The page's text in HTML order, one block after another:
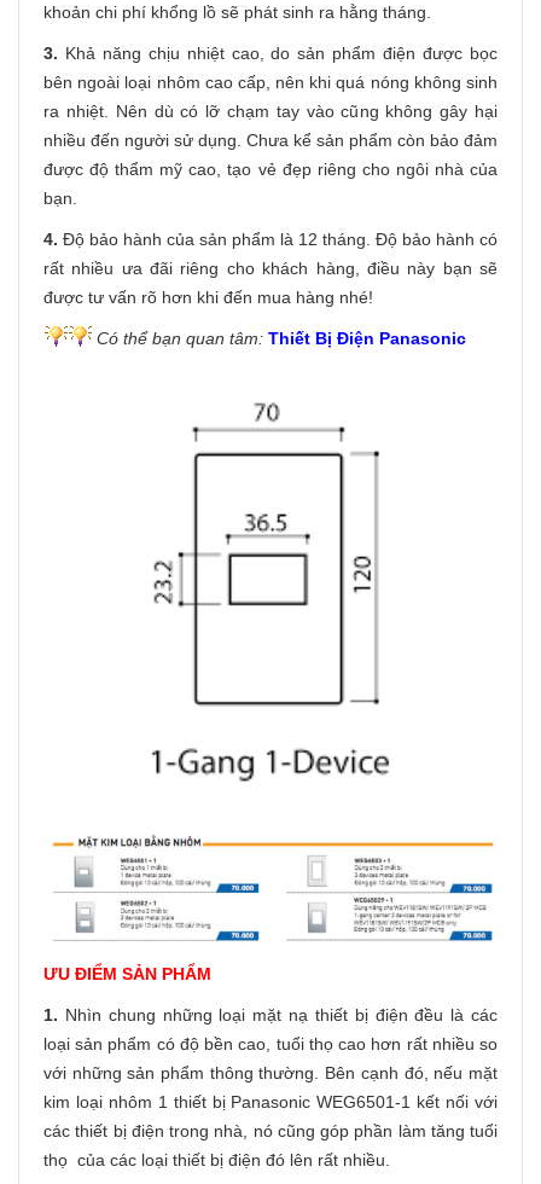
khoản chi phí khổng lồ sẽ phát sinh ra hằng tháng.
3. Khả năng chịu nhiệt cao, do sản phẩm điện được bọc
bên ngoài loại nhôm cao cấp, nên khi quá nóng không sinh
ra nhiệt. Nên dù có lỡ chạm tay vào cũng không gây hại
nhiều đến người sử dụng. Chưa kể sản phẩm còn bảo đảm
được độ thẩm mỹ cao, tạo vẻ đẹp riêng cho ngôi nhà của
bạn.
4. Độ bảo hành của sản phẩm là 12 tháng. Độ bảo hành có
rất nhiều ưa đãi riêng cho khách hàng, điều này bạn sẽ
được tư vấn rõ hơn khi đến mua hàng nhé!
Có thể bạn quan tâm: Thiết Bị Điện Panasonic
ƯU ĐIỂM SẢN PHẨM
1. Nhìn chung những loại mặt nạ thiết bị điện đều là các
loại sản phẩm có độ bền cao, tuổi thọ cao hơn rất nhiều so
với những sản phẩm thông thường. Bên cạnh đó, nếu mặt
kim loại nhôm 1 thiết bị Panasonic WEG6501-1 kết nối với
các thiết bị điện trong nhà, nó cũng góp phần làm tăng tuổi
thọ của các loại thiết bị điện đó lên rất nhiều.